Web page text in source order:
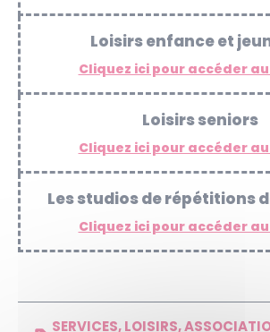
Loisirs enfance et
Cliquez ici pour accéder
Loisirs seniors
Cliquez ici pour accéder
Les studios de répétitions
Cliquez ici pour accéder
SERVICES, LOISIRS,